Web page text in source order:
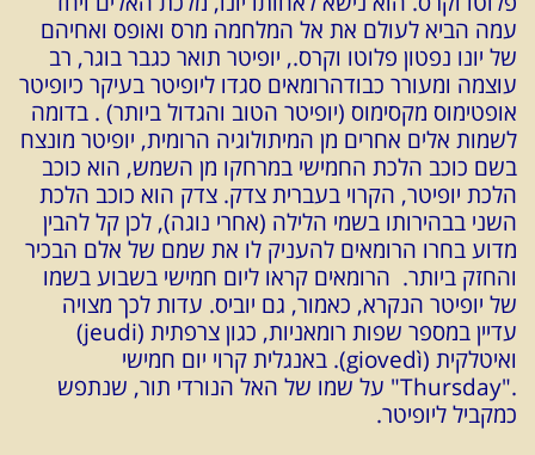
עמה הביא לעולם את אל המלחמה מרס ואופס ואחיהם
של יונו נפטון פלוטו וקרס., יופיטר תואר כגבר בוגר, רב
עוצמה ומעורר כבודהרומאים סגדו ליופיטר בעיקר כיופיטר
אופטימוס מקסימוס (יופיטר הטוב והגדול ביותר) . בדומה
לשמות אלים אחרים מן המיתולוגיה הרומית, יופיטר מונצח
בשם כוכב הלכת החמישי במרחקו מן השמש, הוא כוכב
הלכת יופיטר, הקרוי בעברית צדק. צדק הוא כוכב הלכת
השני בבהירותו בשמי הלילה (אחרי נוגה), לכן קל להבין
מדוע בחרו הרומאים להעניק לו את שמם של אלם הבכיר
והחזק ביותר. הרומאים קראו ליום חמישי בשבוע בשמו
של יופיטר הנקרא, כאמור, גם יוביס. עדות לכך מצויה
עדיין במספר שפות רומאניות, כגון צרפתית (jeudi)
ואיטלקית (giovedì). באנגלית קרוי יום חמישי
."Thursday" על שמו של האל הנורדי תור, שנתפש
כמקביל ליופיטר.